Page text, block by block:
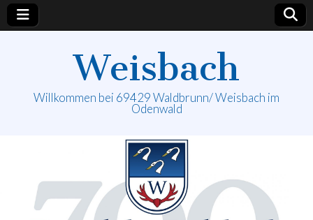
Weisbach
Willkommen bei 69429 Waldbrunn/ Weisbach im
Odenwald